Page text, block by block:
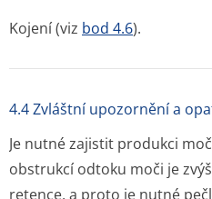
Kojení (viz bod 4.6).
4.4 Zvláštní upozornění a
Je nutné zajistit produkci
obstrukcí odtoku moči je
retence, a proto je nutné